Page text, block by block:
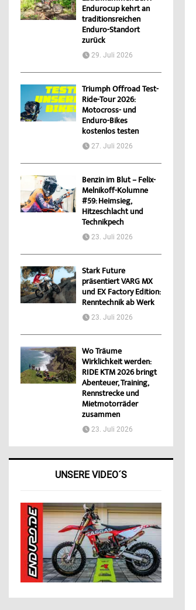
Endurocup kehrt an
traditionsreichen
Enduro-Standort
zurück
29. Juli 2026
Triumph Offroad Test-
Ride-Tour 2026:
Motocross- und
Enduro-Bikes
kostenlos testen
27. Juli 2026
Benzin im Blut – Felix-
Melnikoff-Kolumne
#59: Heimsieg,
Hitzeschlacht und
Technikpech
23. Juli 2026
Stark Future
präsentiert VARG MX
und EX Factory Edition:
Renntechnik ab Werk
23. Juli 2026
Wo Träume
Wirklichkeit werden:
RIDE KTM 2026 bringt
Abenteuer, Training,
Rennstrecke und
Mietmotorräder
zusammen
23. Juli 2026
UNSERE VIDEO´S